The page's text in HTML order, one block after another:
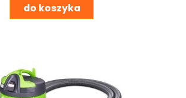
do koszyka